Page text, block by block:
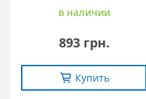
в наличии
893 грн.
Купить